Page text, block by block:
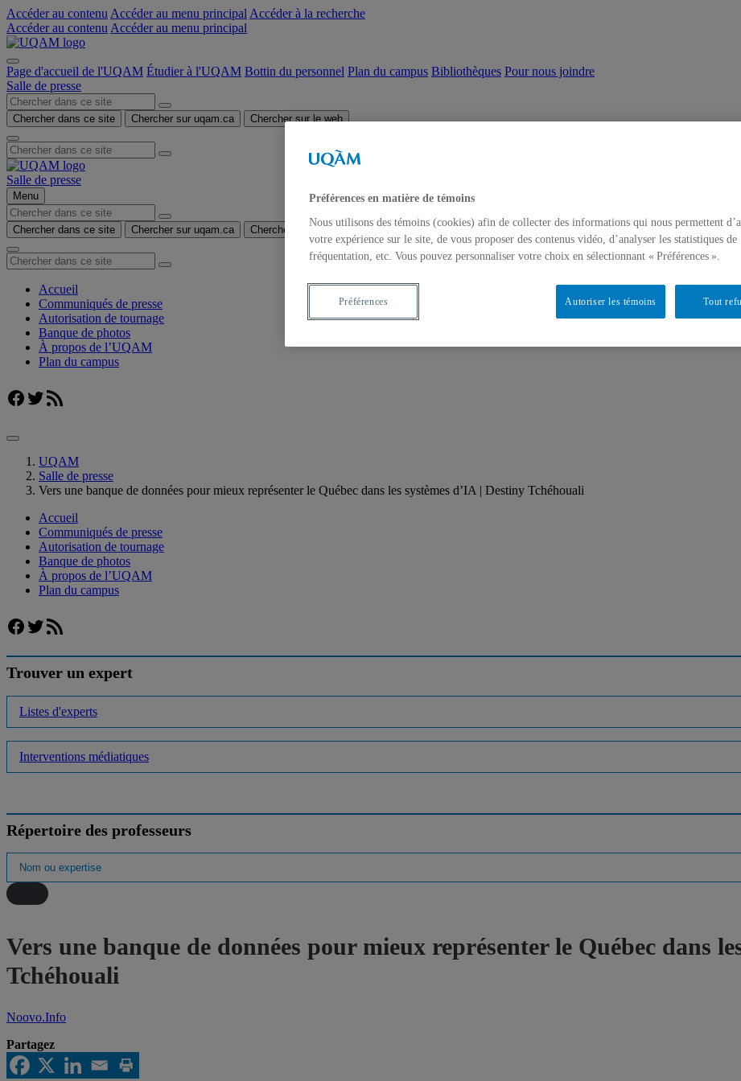
Accéder au contenu Accéder au menu principal Accéder à la recherche
Accéder au contenu Accéder au menu principal
Page d'accueil de l'UQAM Étudier à l'UQAM Bottin du personnel Plan du campus Bibliothèques Pour nous joindre
Salle de presse
Chercher dans ce site Chercher sur uqam.ca Chercher sur le web
Salle de presse
Menu
Chercher dans ce site Chercher sur uqam.ca Chercher sur le web
Accueil
Communiqués de presse
Autorisation de tournage
Banque de photos
À propos de l’UQAM
Plan du campus
Facebook
Twitter
Flux RSS
UQAM
Salle de presse
Vers une banque de données pour mieux représenter le Québec dans les systèmes d’IA | Destiny Tchéhouali
Accueil
Communiqués de presse
Autorisation de tournage
Banque de photos
À propos de l’UQAM
Plan du campus
Facebook
Twitter
Flux RSS
Trouver un expert
Listes d'experts
Interventions médiatiques
Répertoire des professeurs
Vers une banque de données pour mieux représenter le Québec dans
Tchéhouali
Noovo.Info
Partagez
Préférences en matière de témoins
Nous utilisons des témoins (cookies) afin de collecter des informations qui nous permettent
votre expérience sur le site, de vous proposer des contenus vidéo, d’analyser les statistiques de
fréquentation, etc. Vous pouvez personnaliser votre choix en sélectionnant « Préférences ».
Tout
Autoriser les témoins
Préférences